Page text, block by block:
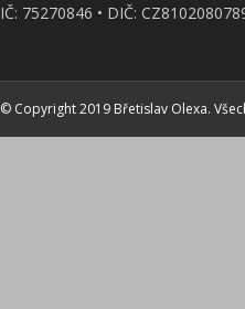
IČ: 75270846 • DIČ:
© Copyright 2019 Břetislav Olexa.